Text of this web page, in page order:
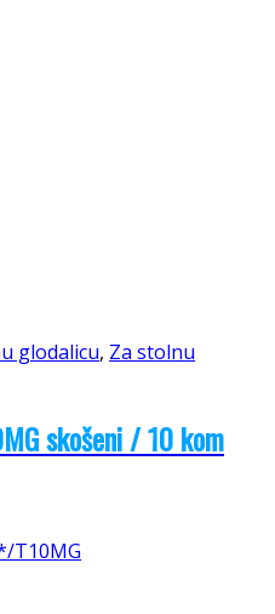
glodalicu, Za stolnu
skošeni / 10 kom
T10MG